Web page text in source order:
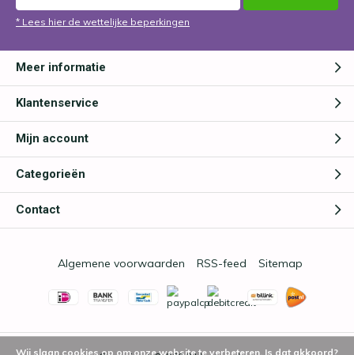
* Lees hier de wettelijke beperkingen
Meer informatie
Klantenservice
Mijn account
Categorieën
Contact
Algemene voorwaarden RSS-feed Sitemap
Wij slaan cookies op om onze website te verbeteren. Is dat akkoord?